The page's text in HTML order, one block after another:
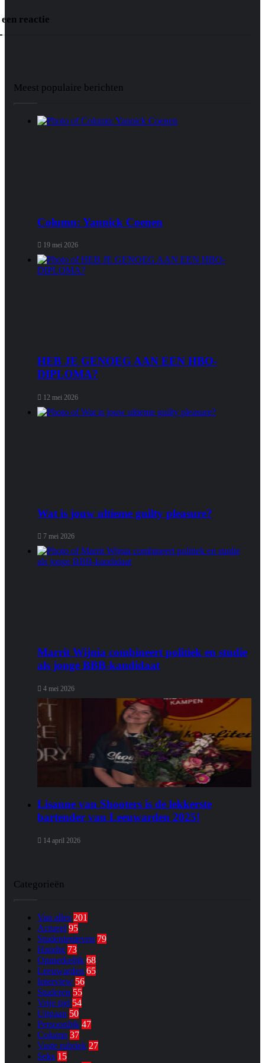
reactie
Meest populaire berichten
Column: Yannick Coenen
19 mei 2026
HEB JE GENOEG AAN EEN HBO-
DIPLOMA?
12 mei 2026
Wat is jouw ultieme guilty pleasure?
7 mei 2026
Marrit Wijnia combineert politiek en studie
als jonge BBB‑kandidaat
4 mei 2026
Lisanne van Shooters is de lekkerste
bartender van Leeuwarden 2025!
14 april 2026
Categorieën
Van alles 201
Actueel 95
Studentenleven 79
Handig 73
Opmerkelijk 68
Leeuwarden 65
Interview 56
Studeren 55
Vrije tijd 54
Uitgaan 50
Persoonlijk 47
Column 37
Vaste rubriek 27
Seks 15